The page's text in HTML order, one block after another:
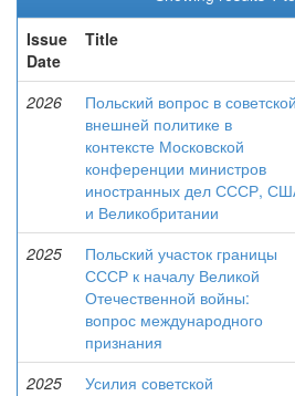
Issue
Date
Title
2026
Польский вопрос в советской
внешней политике в
контексте Московской
конференции министров
иностранных дел СССР,
и Великобритании
2025
Польский участок границы
СССР к началу Великой
Отечественной войны:
вопрос международного
признания
2025
Усилия советской